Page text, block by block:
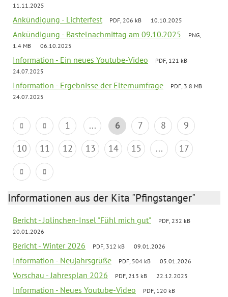
11.11.2025
Ankündigung - Lichterfest PDF, 206 kB 10.10.2025
Ankündigung - Bastelnachmittag am 09.10.2025
PNG,
1.4 MB
06.10.2025
Information - Ein neues Youtube-Video
PDF, 121 kB
24.07.2025
Information - Ergebnisse der Elternumfrage
PDF, 3.8 MB
24.07.2025
1 ... 6 7 8
9
10
11 12 13 14 15 ... 17
Informationen aus der Kita "Pfingstanger"
Bericht - Jolinchen-Insel "Fühl mich gut"
PDF, 232 kB
20.01.2026
Bericht - Winter 2026 PDF, 312 kB 09.01.2026
Information - Neujahrsgrüße PDF, 504 kB 05.01.2026
Vorschau - Jahresplan 2026 PDF, 213 kB 22.12.2025
Information - Neues Youtube-Video
PDF, 120 kB